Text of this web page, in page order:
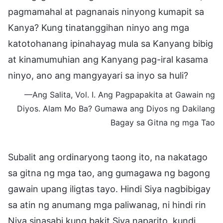
pagmamahal at pagnanais ninyong kumapit sa
Kanya? Kung tinatanggihan ninyo ang mga
katotohanang ipinahayag mula sa Kanyang bibig
at kinamumuhian ang Kanyang pag-iral kasama
ninyo, ano ang mangyayari sa inyo sa huli?
—Ang Salita, Vol. I. Ang Pagpapakita at Gawain ng
Diyos. Alam Mo Ba? Gumawa ang Diyos ng Dakilang
Bagay sa Gitna ng mga Tao
Subalit ang ordinaryong taong ito, na nakatago
sa gitna ng mga tao, ang gumagawa ng bagong
gawain upang iligtas tayo. Hindi Siya nagbibigay
sa atin ng anumang mga paliwanag, ni hindi rin
Niya sinasabi kung bakit Siya naparito, kundi